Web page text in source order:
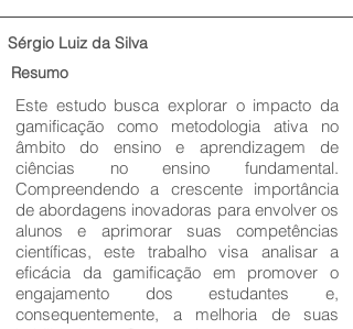
Sérgio Luiz da Silva
Resumo
Este estudo busca explorar o impacto da
gamificação como metodologia ativa no
âmbito do ensino e aprendizagem de
ciências no ensino fundamental.
Compreendendo a crescente importância
de abordagens inovadoras para envolver os
alunos e aprimorar suas competências
científicas, este trabalho visa analisar a
eficácia da gamificação em promover o
engajamento dos estudantes e,
consequentemente, a melhoria de suas